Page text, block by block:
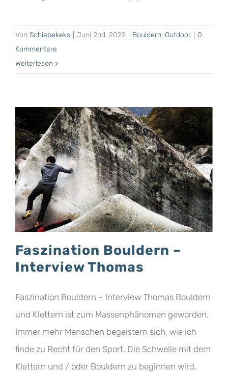
Von Schiebekeks Juni 2nd, 2022 Bouldern, Outdoor
0
Kommentare
Weiterlesen
Faszination Bouldern –
Interview Thomas
Faszination Bouldern – Interview Thomas Bouldern
und Klettern ist zum Massenphänomen geworden.
Immer mehr Menschen begeistern sich, wie ich
finde zu Recht für den Sport. Die Schwelle mit dem
Klettern und / oder Bouldern zu beginnen wird,